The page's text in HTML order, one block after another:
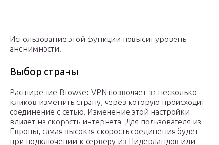
Использование этой функции повысит уровень
анонимности.
Выбор страны
Расширение Browsec VPN позволяет за несколько
кликов изменить страну, через которую происходит
соединение с сетью. Изменение этой настройки
влияет на скорость интернета. Для пользователя из
Европы, самая высокая скорость соединения будет
при подключении к серверу из Нидерландов или